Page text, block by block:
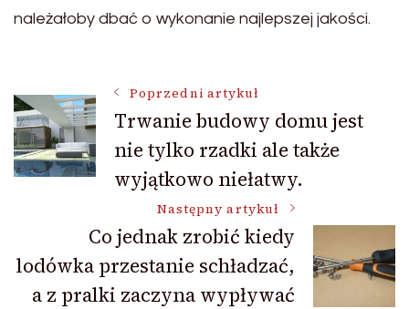
należałoby dbać o wykonanie najlepszej jakości.
Nawigacja
wpisu
Poprzedni artykuł
Trwanie budowy domu jest
nie tylko rzadki ale także
wyjątkowo niełatwy.
Następny artykuł
Co jednak zrobić kiedy
lodówka przestanie schładzać,
a z pralki zaczyna wypływać